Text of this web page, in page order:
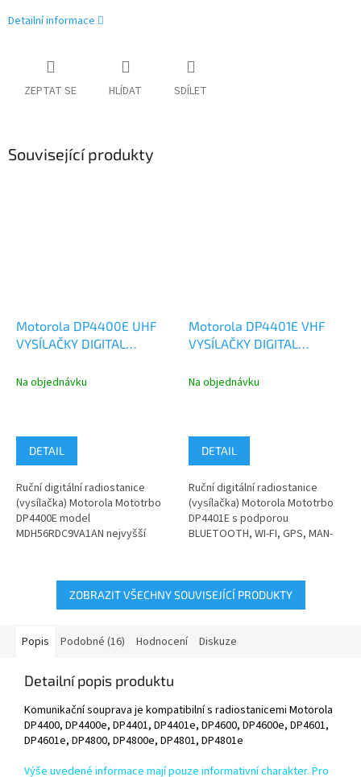
Detailní informace
ZEPTAT SE HLÍDAT SDÍLET
Související produkty
Motorola DP4400E UHF
VYSÍLAČKY DIGITAL
MDH56RDC9VA1AN
Na objednávku
DETAIL
Ruční digitální radiostanice
(vysílačka) Motorola Mototrbo
DP4400E model
MDH56RDC9VA1AN nejvyšší
Motorola DP4401E VHF
VYSÍLAČKY DIGITAL
MDH56JDC9RA1AN
Na objednávku
DETAIL
Ruční digitální radiostanice
(vysílačka) Motorola Mototrbo
DP4401E s podporou
BLUETOOTH, WI-FI, GPS, MAN-
ZOBRAZIT VŠECHNY SOUVISEJÍCÍ PRODUKTY
Popis Podobné (16) Hodnocení Diskuze
Detailní popis produktu
Komunikační souprava je kompatibilní s radiostanicemi Motorola
DP4400, DP4400e, DP4401, DP4401e, DP4600, DP4600e, DP4601,
DP4601e, DP4800, DP4800e, DP4801, DP4801e
Výše uvedené informace mají pouze informativní charakter. Pro